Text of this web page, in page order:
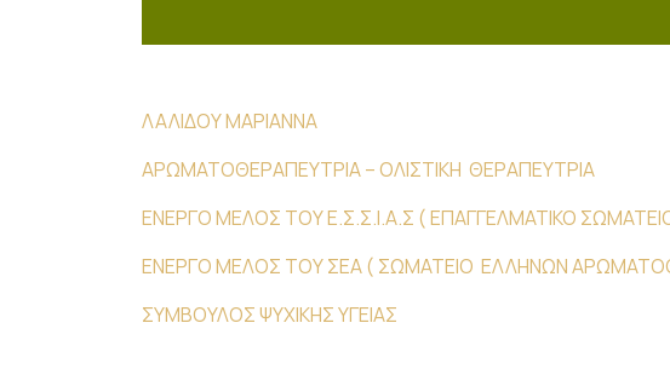
ΛΑΛΙΔΟΥ ΜΑΡΙΑΝΝΑ
ΑΡΩΜΑΤΟΘΕΡΑΠΕΥΤΡΙΑ – ΟΛΙΣΤΙΚΗ ΘΕΡΑΠΕΥΤΡΙΑ
ΕΝΕΡΓΟ ΜΕΛΟΣ ΤΟΥ Ε.Σ.Σ.Ι.Α.Σ ( ΕΠΑΓΓΕΛΜΑΤΙΚΟ
ΕΝΕΡΓΟ ΜΕΛΟΣ ΤΟΥ ΣΕΑ ( ΣΩΜΑΤΕΙΟ ΕΛΛΗΝΩΝ
ΣΥΜΒΟΥΛΟΣ ΨΥΧΙΚΗΣ ΥΓΕΙΑΣ